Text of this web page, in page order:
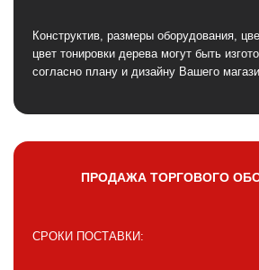
Конструктив, размеры оборудования,
цвет тонировки дерева могут быть
согласно плану и дизайну Вашего
ПРОДАЖА ТОРГОВОГО
СРОКИ ПОСТАВКИ: